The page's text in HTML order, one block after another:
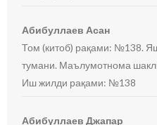
Абибуллаев Асан
Том (китоб) рақами: №138.
тумани. Маълумотнома
Иш жилди рақами: №138
Абибуллаев Джапар